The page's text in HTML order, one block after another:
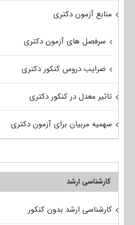
منابع آزمون دکتری
سرفصل های آزمون دکتری
ضرایب دروس کنکور دکتری
تاثیر معدل در کنکور دکتری
سهمیه مربیان برای آزمون دکتری
کارشناسی ارشد
کارشناسی ارشد بدون کنکور